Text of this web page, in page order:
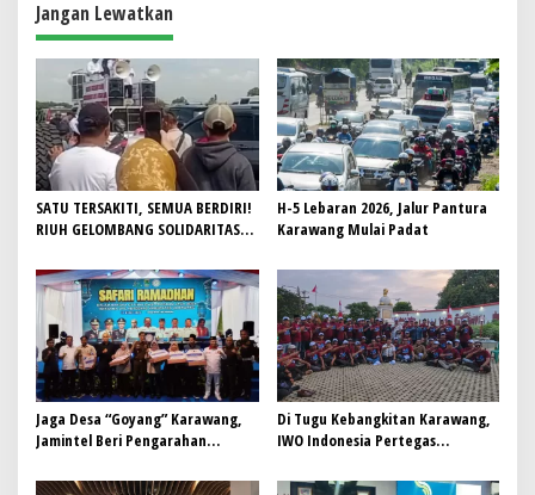
a
s
p
o
s
Jangan Lewatkan
SATU TERSAKITI, SEMUA BERDIRI!
RIUH GELOMBANG SOLIDARITAS
BARAT MENGGUNCANG
KARAWANG
H-5 Lebaran 2026, Jalur Pantura
Karawang Mulai Padat
Jaga Desa “Goyang” Karawang,
Jamintel Beri Pengarahan
Di Tugu Kebangkitan Karawang,
IWO Indonesia Pertegas
Jurnalistik